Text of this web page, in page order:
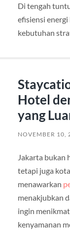
Di tengah
efisiensi
kebutuhan
Hotel
yang
NOVEMBER 10,
Jakarta bukan
tetapi juga
menawarkan
menakjubkan
ingin
kenyamanan